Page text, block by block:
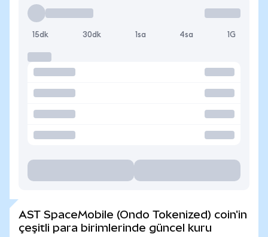
15dk 30dk 1sa 4sa 1G
AST SpaceMobile (Ondo Tokenized) coin'in
çeşitli para birimlerinde güncel kuru